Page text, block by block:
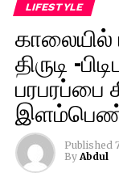
LIFESTYLE
திருடி -
பரபரப்பை
Published
By Abdul